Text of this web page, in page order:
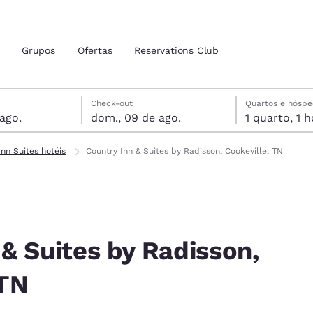
atuais
Grupos Ofertas Reservations Club
Check-out
dom., 09 de ago.
data de check-out selecionada
data do check-in selecionada
Quartos e
1
Suites hotéis Country Inn & Suites by Radisson, Cookeville, TN
Suites by Radisson,